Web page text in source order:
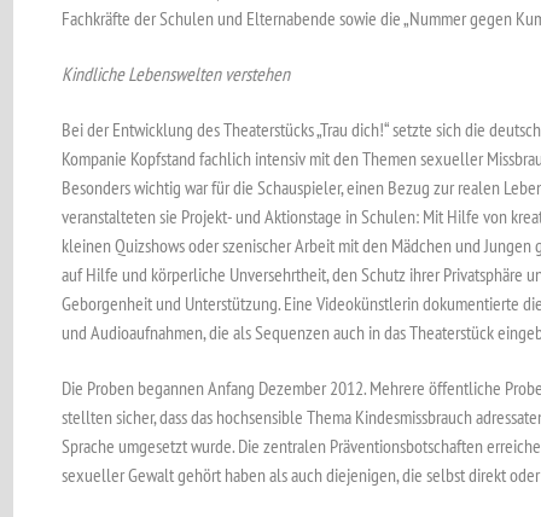
Fachkräfte der Schulen und Elternabende sowie die „Nummer gegen
Kindliche Lebenswelten verstehen
Bei der Entwicklung des Theaterstücks „Trau dich!“ setzte sich die
Kompanie Kopfstand fachlich intensiv mit den Themen sexueller
Besonders wichtig war für die Schauspieler, einen Bezug zur realen
veranstalteten sie Projekt- und Aktionstage in Schulen: Mit Hilfe von
kleinen Quizshows oder szenischer Arbeit mit den Mädchen und
auf Hilfe und körperliche Unversehrtheit, den Schutz ihrer Privatsphäre
Geborgenheit und Unterstützung. Eine Videokünstlerin dokumentierte
und Audioaufnahmen, die als Sequenzen auch in das Theaterstück
Die Proben begannen Anfang Dezember 2012. Mehrere öffentliche
stellten sicher, dass das hochsensible Thema Kindesmissbrauch
Sprache umgesetzt wurde. Die zentralen Präventionsbotschaften
sexueller Gewalt gehört haben als auch diejenigen, die selbst direkt